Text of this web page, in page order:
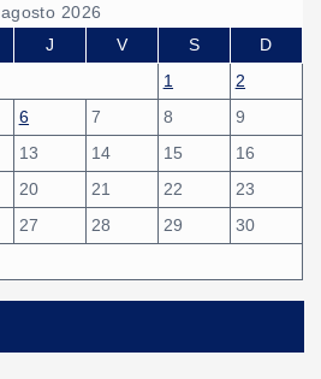
agosto 2026
J V S
D
1
2
6 7 8
9
13 14 15
16
20 21 22
23
27 28 29
30